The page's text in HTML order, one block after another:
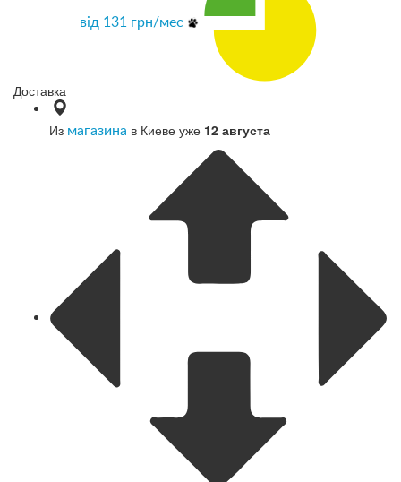
від 131 грн/мес
Доставка
Из магазина в Киеве уже 12 августа